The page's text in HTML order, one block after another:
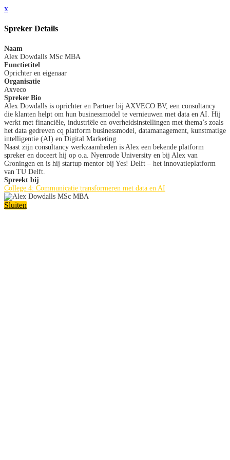
x
Spreker Details
Naam
Alex Dowdalls MSc MBA
Functietitel
Oprichter en eigenaar
Organisatie
Axveco
Spreker Bio
Alex Dowdalls is oprichter en Partner bij AXVECO BV, een consultancy
die klanten helpt om hun businessmodel te vernieuwen met data en AI. Hij
werkt met financiële, industriële en overheidsinstellingen met thema’s zoals
het data gedreven cq platform businessmodel, datamanagement, kunstmatige
intelligentie (AI) en Digital Marketing.
Naast zijn consultancy werkzaamheden is Alex een bekende platform
spreker en doceert hij op o.a. Nyenrode University en bij Alex van
Groningen en is hij startup mentor bij Yes! Delft – het innovatieplatform
van TU Delft.
Spreekt bij
College 4: Communicatie transformeren met data en AI
Sluiten